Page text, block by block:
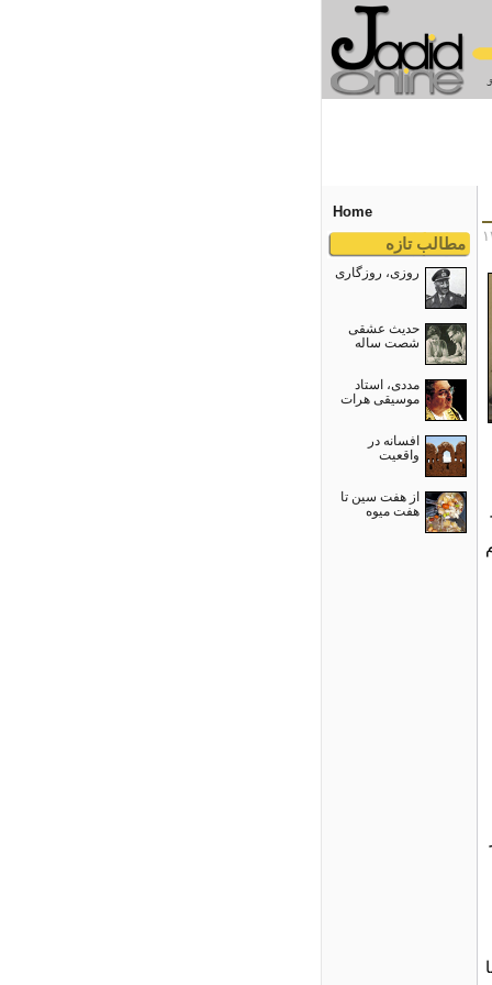
Home
مطالب تازه
روزی، روزگاری
حدیث عشقی
شصت ساله
مددی، استاد
موسیقی هرات
افسانه در
واقعیت
از هفت سین تا
هفت میوه